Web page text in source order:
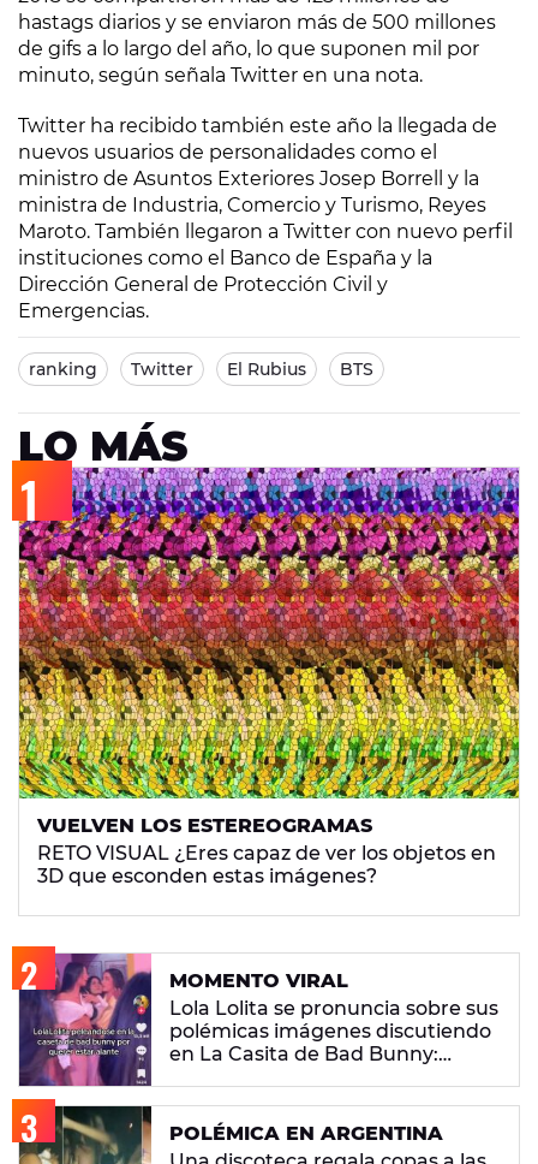
hastags diarios y se enviaron más de 500 millones
de gifs a lo largo del año, lo que suponen mil por
minuto, según señala Twitter en una nota.
Twitter ha recibido también este año la llegada de
nuevos usuarios de personalidades como el
ministro de Asuntos Exteriores Josep Borrell y la
ministra de Industria, Comercio y Turismo, Reyes
Maroto. También llegaron a Twitter con nuevo perfil
instituciones como el Banco de España y la
Dirección General de Protección Civil y
Emergencias.
ranking Twitter El Rubius BTS
LO MÁS
VUELVEN LOS ESTEREOGRAMAS
RETO VISUAL ¿Eres capaz de ver los objetos en
3D que esconden estas imágenes?
MOMENTO VIRAL
Lola Lolita se pronuncia sobre sus
polémicas imágenes discutiendo
en La Casita de Bad Bunny:
POLÉMICA EN ARGENTINA